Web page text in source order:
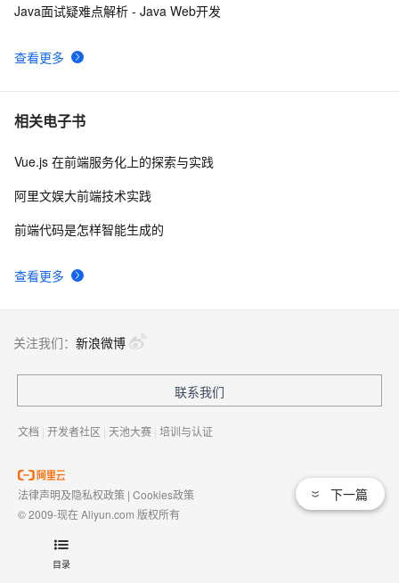
目录
查看更多
Java面试疑难点解析 - Java Web开发
相关电子书
查看更多
Vue.js 在前端服务化上的探索与实践
阿里文娱大前端技术实践
前端代码是怎样智能生成的
下一篇
关注我们： 新浪微博
联系我们
文档 | 开发者社区 | 天池大赛 | 培训与认证
法律声明及隐私权政策 | Cookies政策
© 2009-现在 Aliyun.com 版权所有
域名注册服务机构许可：